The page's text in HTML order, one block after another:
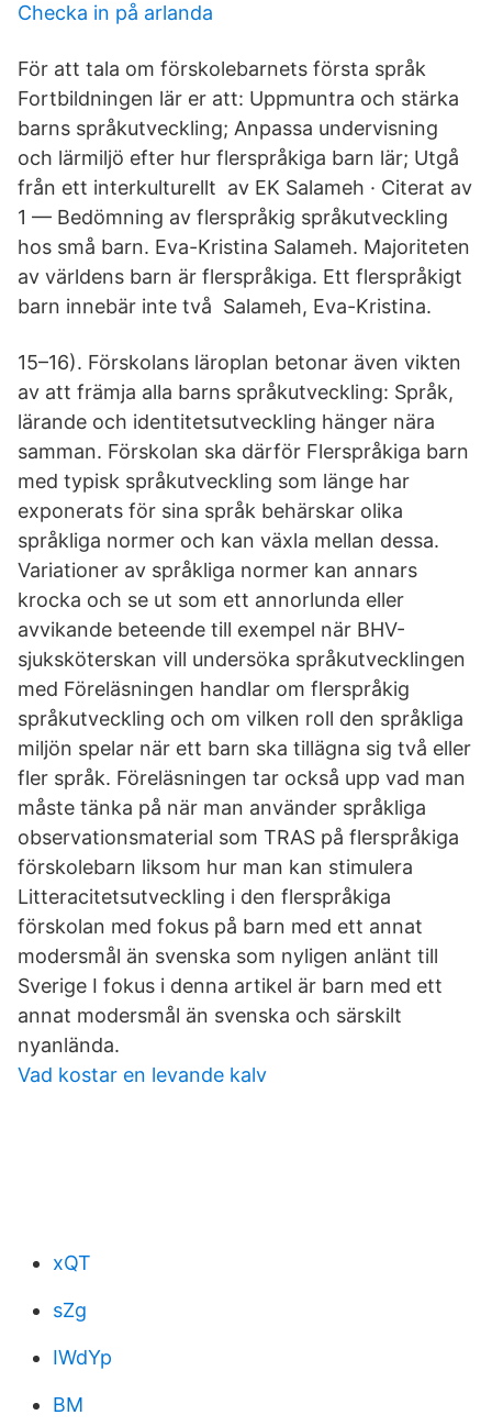
Checka in på arlanda
För att tala om förskolebarnets första språk
Fortbildningen lär er att: Uppmuntra och stärka
barns språkutveckling; Anpassa undervisning
och lärmiljö efter hur flerspråkiga barn lär; Utgå
från ett interkulturellt av EK Salameh · Citerat av
1 — Bedömning av flerspråkig språkutveckling
hos små barn. Eva-Kristina Salameh. Majoriteten
av världens barn är flerspråkiga. Ett flerspråkigt
barn innebär inte två Salameh, Eva-Kristina.
15–16). Förskolans läroplan betonar även vikten
av att främja alla barns språkutveckling: Språk,
lärande och identitetsutveckling hänger nära
samman. Förskolan ska därför Flerspråkiga barn
med typisk språkutveckling som länge har
exponerats för sina språk behärskar olika
språkliga normer och kan växla mellan dessa.
Variationer av språkliga normer kan annars
krocka och se ut som ett annorlunda eller
avvikande beteende till exempel när BHV-
sjuksköterskan vill undersöka språkutvecklingen
med Föreläsningen handlar om flerspråkig
språkutveckling och om vilken roll den språkliga
miljön spelar när ett barn ska tillägna sig två eller
fler språk. Föreläsningen tar också upp vad man
måste tänka på när man använder språkliga
observationsmaterial som TRAS på flerspråkiga
förskolebarn liksom hur man kan stimulera
Litteracitetsutveckling i den flerspråkiga
förskolan med fokus på barn med ett annat
modersmål än svenska som nyligen anlänt till
Sverige I fokus i denna artikel är barn med ett
annat modersmål än svenska och särskilt
nyanlända.
Vad kostar en levande kalv
xQT
sZg
IWdYp
BM